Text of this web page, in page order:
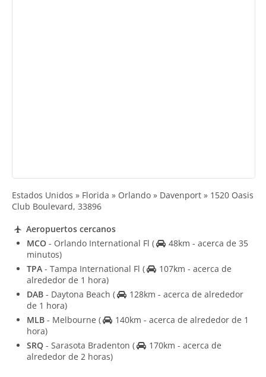
Estados Unidos » Florida » Orlando » Davenport » 1520 Oasis
Club Boulevard, 33896
Aeropuertos cercanos
MCO - Orlando International Fl (
48km - acerca de 35
minutos)
TPA - Tampa International Fl (
107km - acerca de
alrededor de 1 hora)
DAB - Daytona Beach (
128km - acerca de alrededor
de 1 hora)
MLB - Melbourne (
140km - acerca de alrededor de 1
hora)
SRQ - Sarasota Bradenton (
170km - acerca de
alrededor de 2 horas)